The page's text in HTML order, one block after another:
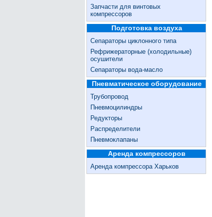
Запчасти для винтовых
компрессоров
Подготовка воздуха
Сепараторы циклонного типа
Рефрижераторные (холодильные)
осушители
Сепараторы вода-масло
Пневматическое оборудование
Трубопровод
Пневмоцилиндры
Редукторы
Распределители
Пневмоклапаны
Аренда компрессоров
Аренда компрессора Харьков